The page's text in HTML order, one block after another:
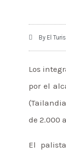
By El
Los
por el
de 2.000
El